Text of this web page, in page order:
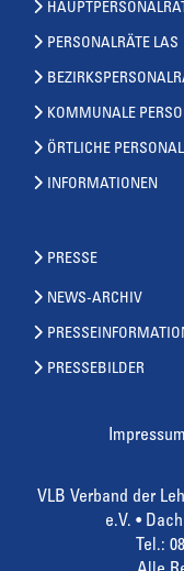
PERSONALRÄTE LAS
KOMMUNALE
ÖRTLICHE
INFORMATIONEN
PRESSE
NEWS-ARCHIV
PRESSEBILDER
Impressum
VLB Verband der
e.V. •
Tel.: